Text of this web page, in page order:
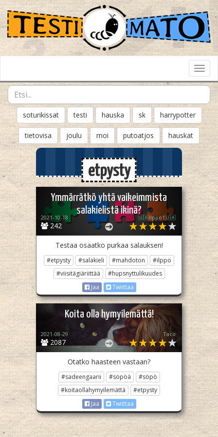
soturikissat testi hauska sk harrypotter
tietovisa joulu moi putoatjos hauskat
etpysty
Ymmärrätkö yhtä vaikeimmista
salakielistä ikinä?
242
2021-10-18 🇺🇦Ilppo1🇺🇦
Testaa osaatko purkaa salauksen!
#etpysty #salakieli #mahdoton
#ilppo
#viisitägiäriittää
#hupsnyttulikuudes
Jaa
Twiittaa
Koita olla hymyilemättä!
2087
2021-08-29 Taco
Otatko haasteen vastaan?
#sadeengaarii #söpöä
#söpö
#koitaollahymyilemättä
#etpysty
Jaa
Twiittaa